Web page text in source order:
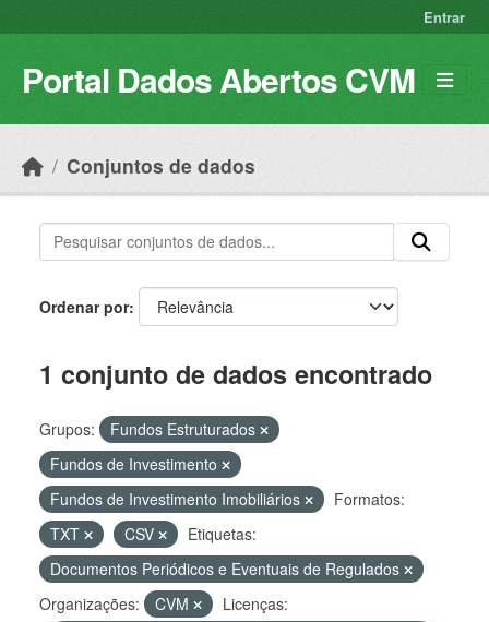
Entrar
Portal Dados Abertos CVM
Conjuntos de dados
Ordenar por
1 conjunto de dados encontrado
Grupos:
Fundos Estruturados
Fundos de Investimento
Fundos de Investimento Imobiliários
Formatos:
TXT
CSV
Etiquetas:
Documentos Periódicos e Eventuais de Regulados
Organizações:
CVM
Licenças: